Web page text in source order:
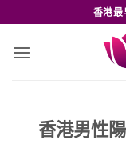
to
content
香港最
香港男性